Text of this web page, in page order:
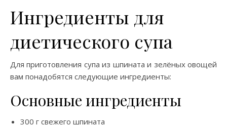
Ингредиенты для
диетического супа
Для приготовления супа из шпината и зелёных овощей
вам понадобятся следующие ингредиенты:
Основные ингредиенты
300 г свежего шпината